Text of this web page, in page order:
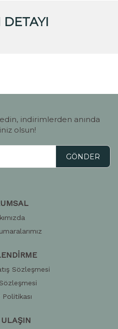
DETAYI
indirimlerden anında
olsun!
GÖNDER
Sözleşmesi